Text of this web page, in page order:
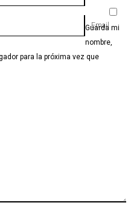
Email
Guarda mi
nombre,
para la próxima vez que